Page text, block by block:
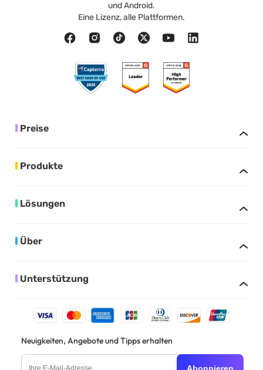
und Android.
Eine Lizenz, alle Plattformen.
Preise
Produkte
Lösungen
Über
Unterstützung
Neuigkeiten, Angebote und Tipps erhalten
Abonnieren